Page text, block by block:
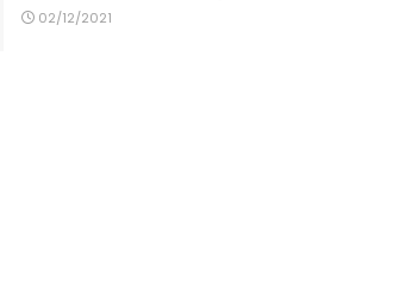
02/12/2021